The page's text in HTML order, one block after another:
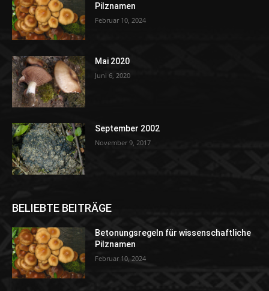
Pilznamen
Februar 10, 2024
Mai 2020
Juni 6, 2020
September 2002
November 9, 2017
BELIEBTE BEITRÄGE
Betonungsregeln für wissenschaftliche
Pilznamen
Februar 10, 2024